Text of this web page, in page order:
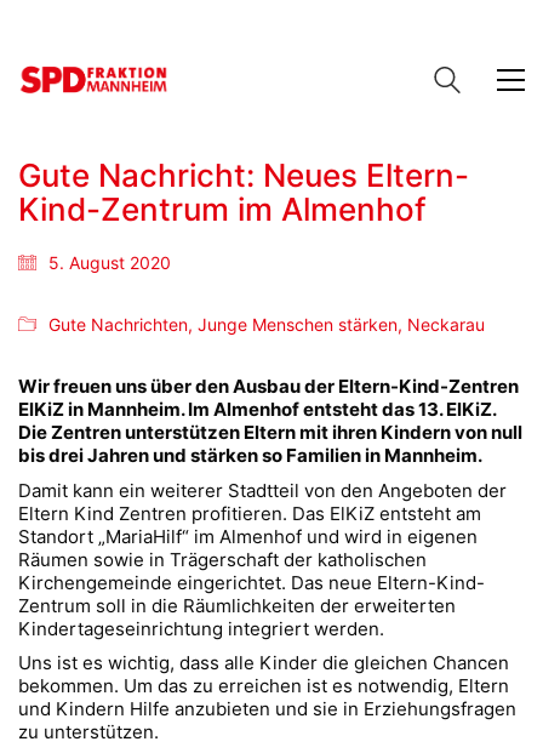
Gute Nachricht: Neues Eltern-
Kind-Zentrum im Almenhof
5. August 2020
Gute Nachrichten, Junge Menschen stärken, Neckarau
Wir freuen uns über den Ausbau der Eltern-Kind-Zentren
ElKiZ in Mannheim. Im Almenhof entsteht das 13. ElKiZ.
Die Zentren unterstützen Eltern mit ihren Kindern von null
bis drei Jahren und stärken so Familien in Mannheim.
Damit kann ein weiterer Stadtteil von den Angeboten der
Eltern Kind Zentren profitieren. Das ElKiZ entsteht am
Standort „MariaHilf“ im Almenhof und wird in eigenen
Räumen sowie in Trägerschaft der katholischen
Kirchengemeinde eingerichtet. Das neue Eltern-Kind-
Zentrum soll in die Räumlichkeiten der erweiterten
Kindertageseinrichtung integriert werden.
Uns ist es wichtig, dass alle Kinder die gleichen Chancen
bekommen. Um das zu erreichen ist es notwendig, Eltern
und Kindern Hilfe anzubieten und sie in Erziehungsfragen
zu unterstützen.